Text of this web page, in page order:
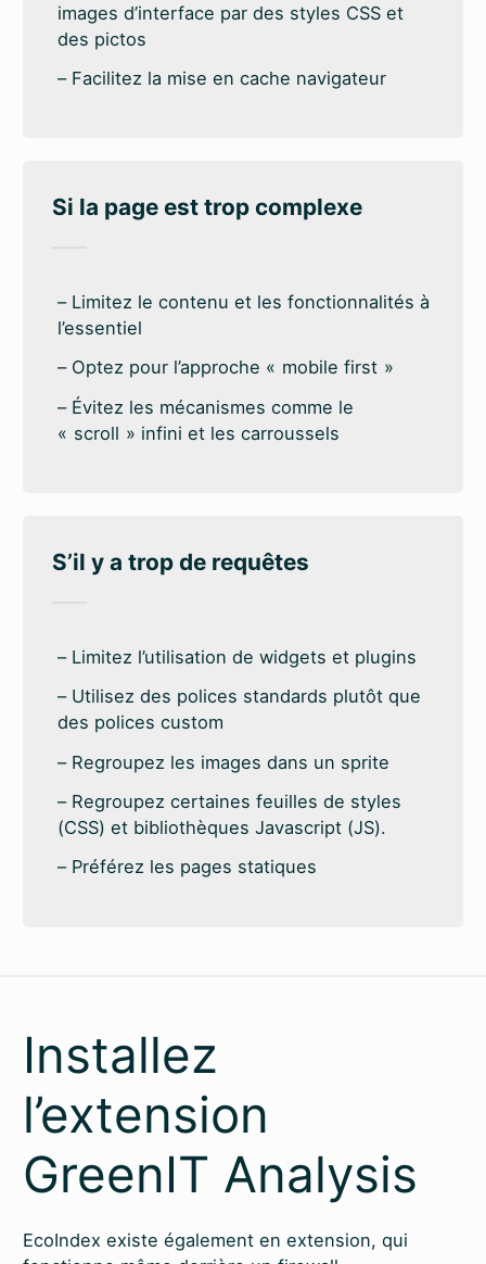
images d’interface par des styles CSS et
des pictos
Facilitez la mise en cache navigateur
Si la page est trop complexe
Limitez le contenu et les fonctionnalités à
l’essentiel
Optez pour l’approche « mobile first »
Évitez les mécanismes comme le
« scroll » infini et les carroussels
S’il y a trop de requêtes
Limitez l’utilisation de widgets et plugins
Utilisez des polices standards plutôt que
des polices custom
Regroupez les images dans un sprite
Regroupez certaines feuilles de styles
(CSS) et bibliothèques Javascript (JS).
Préférez les pages statiques
Installez
l’extension
GreenIT Analysis
EcoIndex existe également en extension, qui